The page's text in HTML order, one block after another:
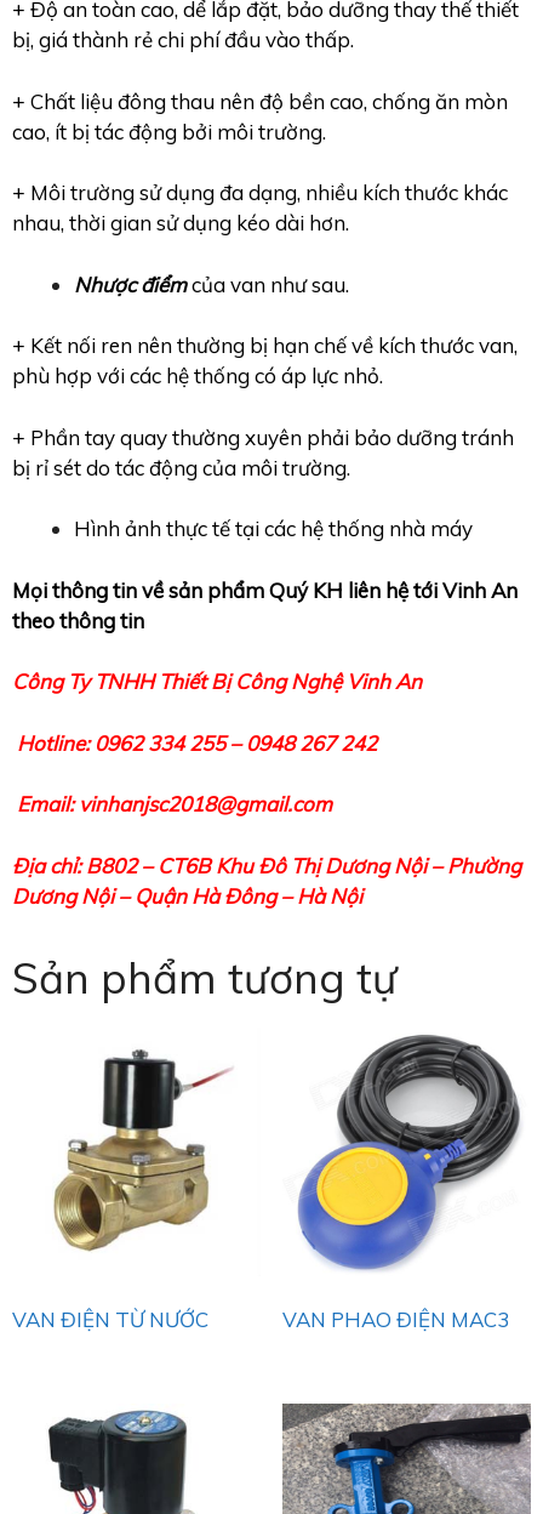
+ Độ an toàn cao, dể lắp đặt, bảo dưỡng thay thế thiết
bị, giá thành rẻ chi phí đầu vào thấp.
+ Chất liệu đông thau nên độ bền cao, chống ăn mòn
cao, ít bị tác động bởi môi trường.
+ Môi trường sử dụng đa dạng, nhiều kích thước khác
nhau, thời gian sử dụng kéo dài hơn.
Nhược điểmcủa van như sau.
+ Kết nối ren nên thường bị hạn chế về kích thước van,
phù hợp với các hệ thống có áp lực nhỏ.
+ Phần tay quay thường xuyên phải bảo dưỡng tránh
bị rỉ sét do tác động của môi trường.
Hình ảnh thực tế tại các hệ thống nhà máy
Mọi thông tin về sản phẩm Quý KH liên hệ tới Vinh An
theo thông tin
Công Ty TNHH Thiết Bị Công Nghệ Vinh An
Hotline: 0962 334 255 – 0948 267 242
Email: vinhanjsc2018@gmail.com
Địa chỉ: B802 – CT6B Khu Đô Thị Dương Nội – Phường
Dương Nội – Quận Hà Đông – Hà Nội
Sản phẩm tương tự
VAN ĐIỆN TỪ NƯỚC VAN PHAO ĐIỆN MAC3